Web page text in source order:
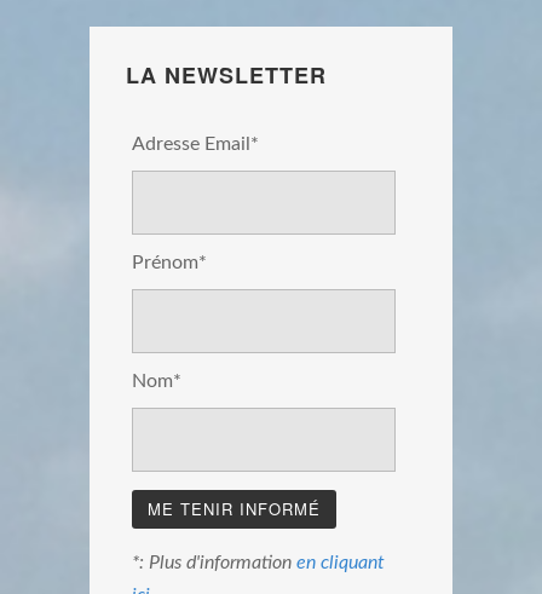
LA NEWSLETTER
Adresse Email*
Prénom*
Nom*
*: Plus d'information en cliquant